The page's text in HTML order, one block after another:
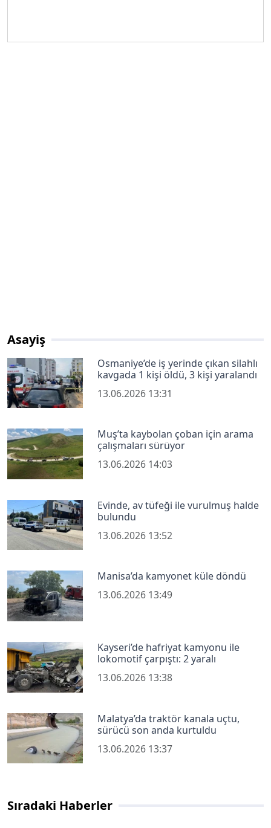
Asayiş
Osmaniye’de iş yerinde çıkan silahlı
kavgada 1 kişi öldü, 3 kişi yaralandı
13.06.2026 13:31
Muş’ta kaybolan çoban için arama
çalışmaları sürüyor
13.06.2026 14:03
Evinde, av tüfeği ile vurulmuş halde
bulundu
13.06.2026 13:52
Manisa’da kamyonet küle döndü
13.06.2026 13:49
Kayseri’de hafriyat kamyonu ile
lokomotif çarpıştı: 2 yaralı
13.06.2026 13:38
Malatya’da traktör kanala uçtu,
sürücü son anda kurtuldu
13.06.2026 13:37
Sıradaki Haberler